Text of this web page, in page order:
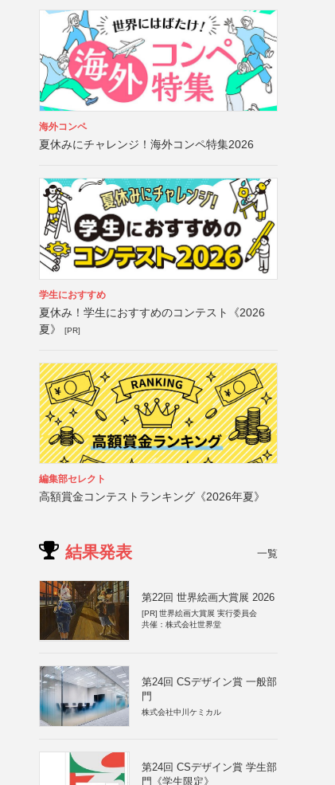
海外コンペ
夏休みにチャレンジ！海外コンペ特集2026
学生におすすめ
夏休み！学生におすすめのコンテスト《2026
夏》
[PR]
編集部セレクト
高額賞金コンテストランキング《2026年夏》
結果発表 一覧
第22回 世界絵画大賞展 2026
[PR] 世界絵画大賞展 実行委員会
共催：株式会社世界堂
第24回 CSデザイン賞 一般部
門
株式会社中川ケミカル
第24回 CSデザイン賞 学生部
門《学生限定》